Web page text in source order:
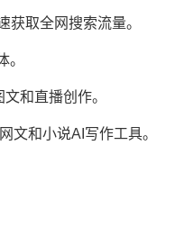
取全网搜索流量。
和直播创作。
文和小说AI写作工具。